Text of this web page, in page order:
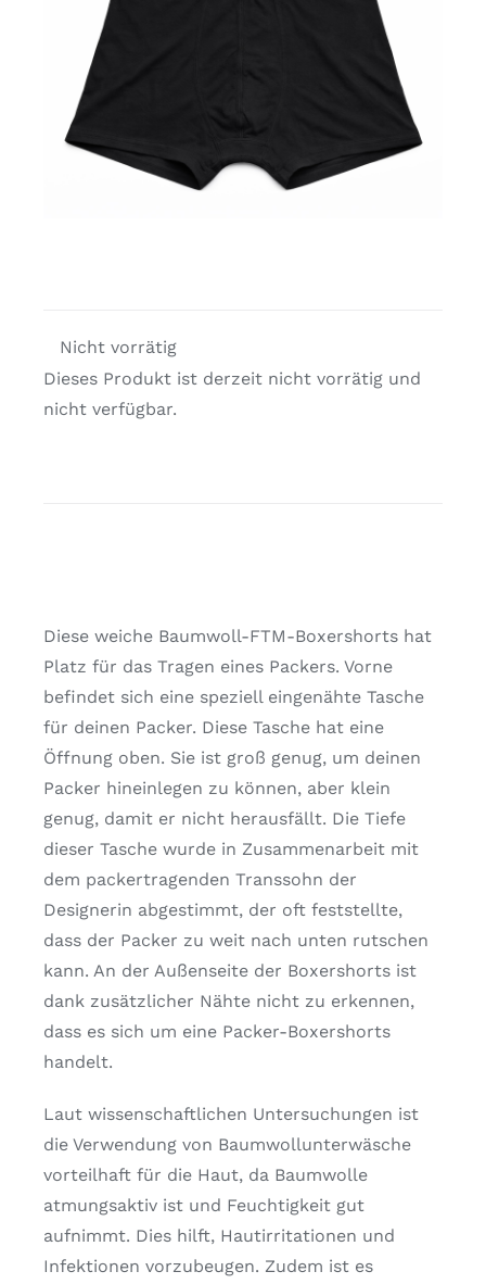
Nicht vorrätig
Dieses Produkt ist derzeit nicht vorrätig und
nicht verfügbar.
Diese weiche Baumwoll-FTM-Boxershorts hat
Platz für das Tragen eines Packers. Vorne
befindet sich eine speziell eingenähte Tasche
für deinen Packer. Diese Tasche hat eine
Öffnung oben. Sie ist groß genug, um deinen
Packer hineinlegen zu können, aber klein
genug, damit er nicht herausfällt. Die Tiefe
dieser Tasche wurde in Zusammenarbeit mit
dem packertragenden Transsohn der
Designerin abgestimmt, der oft feststellte,
dass der Packer zu weit nach unten rutschen
kann. An der Außenseite der Boxershorts ist
dank zusätzlicher Nähte nicht zu erkennen,
dass es sich um eine Packer-Boxershorts
handelt.
Laut wissenschaftlichen Untersuchungen ist
die Verwendung von Baumwollunterwäsche
vorteilhaft für die Haut, da Baumwolle
atmungsaktiv ist und Feuchtigkeit gut
aufnimmt. Dies hilft, Hautirritationen und
Infektionen vorzubeugen. Zudem ist es